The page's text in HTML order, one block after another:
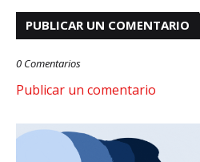
PUBLICAR UN COMENTARIO
0 Comentarios
Publicar un comentario